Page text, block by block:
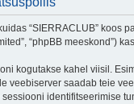
“SIERRACLUB” koos
“phpBB meeskond”)
kogutakse kahel viisil.
veebiserver saadab teie
identifitseerimise